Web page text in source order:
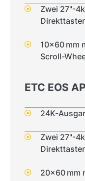
Zwei 27"-
10x60 mm
Scroll-
ETC EOS
24K-
Zwei 27"-
20x60 mm